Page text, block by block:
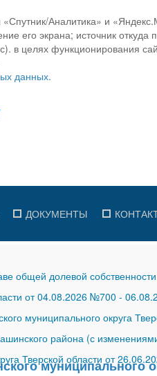
Аналитика» и
его экрана; источник откуда
целях функционирования
данных.
ДОКУМЕНТЫ
общей долевой
от 04.08.2026 №700 -
муниципального округа
района (с
Тверской области от
муниципального